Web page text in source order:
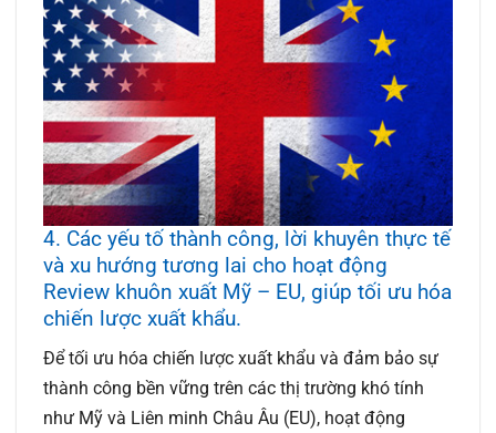
4. Các yếu tố thành công, lời khuyên thực tế
và xu hướng tương lai cho hoạt động
Review khuôn xuất Mỹ – EU, giúp tối ưu hóa
chiến lược xuất khẩu.
Để tối ưu hóa chiến lược xuất khẩu và đảm bảo sự
thành công bền vững trên các thị trường khó tính
như Mỹ và Liên minh Châu Âu (EU), hoạt động